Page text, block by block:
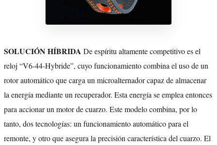
SOLUCIÓN HÍBRIDA De espíritu altamente competitivo es el
reloj “V6-44-Hybride”, cuyo funcionamiento combina el uso de un
rotor automático que carga un microalternador capaz de almacenar
la energía mediante un recuperador. Esta energía se emplea entonces
para accionar un motor de cuarzo. Este modelo combina, por lo
tanto, dos tecnologías: un funcionamiento automático para el
remonte, y otro que asegura la precisión característica del cuarzo. El